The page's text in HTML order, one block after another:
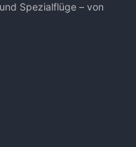
Spezialflüge – von